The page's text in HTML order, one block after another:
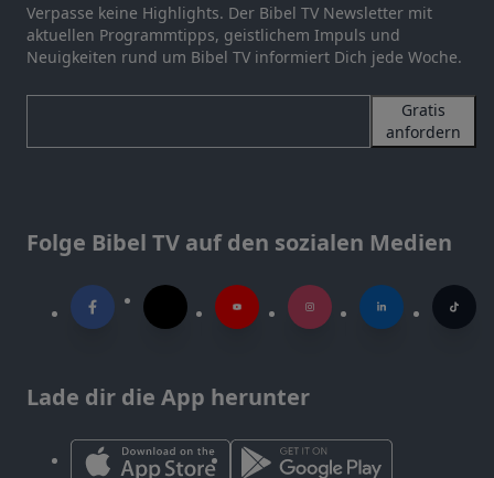
Verpasse keine Highlights. Der Bibel TV Newsletter mit
aktuellen Programmtipps, geistlichem Impuls und
Neuigkeiten rund um Bibel TV informiert Dich jede Woche.
Gratis
anfordern
Folge Bibel TV auf den sozialen Medien
Lade dir die App herunter